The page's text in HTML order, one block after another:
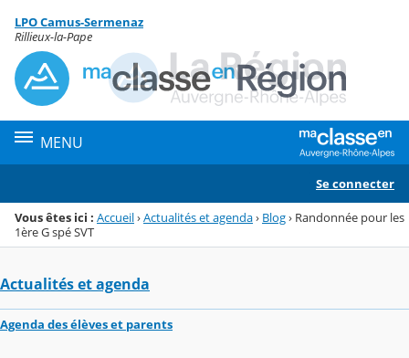
Menu de la rubrique
Contenu
LPO Camus-Sermenaz
Rillieux-la-Pape
MENU
Se connecter
Vous êtes ici : Accueil›Actualités et agenda› Blog› Randonnée pour les
1ère G spé SVT
Actualités et agenda
Agenda des élèves et parents